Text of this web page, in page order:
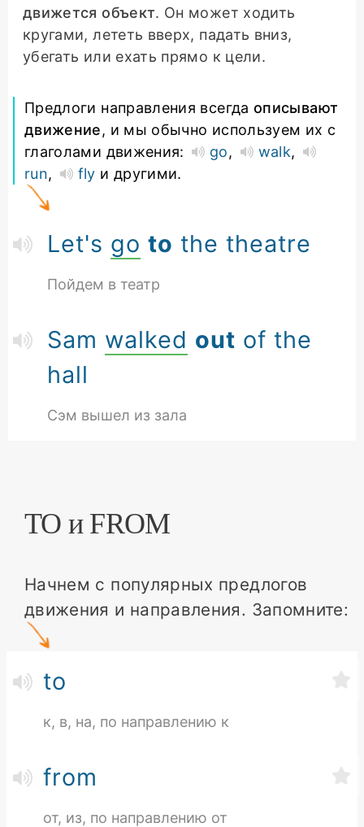
движется объект. Он может ходить
кругами, лететь вверх, падать вниз,
убегать или ехать прямо к цели.
Предлоги направления всегда описывают
движение, и мы обычно используем их с
глаголами движения:
go, walk,
run, fly и другими.
Let's go to the theatre
Пойдем в театр
Sam walked out of the
hall
Сэм вышел из зала
TO и FROM
Начнем с популярных предлогов
движения и направления. Запомните:
to
к, в, на, по направлению к
from
от, из, по направлению от